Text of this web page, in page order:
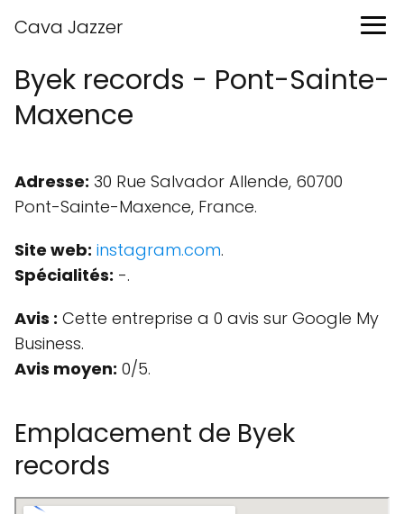
Cava Jazzer
Byek records - Pont-Sainte-
Maxence
Adresse: 30 Rue Salvador Allende, 60700
Pont-Sainte-Maxence, France.
Site web: instagram.com.
Spécialités: -.
Avis : Cette entreprise a 0 avis sur Google My
Business.
Avis moyen: 0/5.
Emplacement de Byek
records